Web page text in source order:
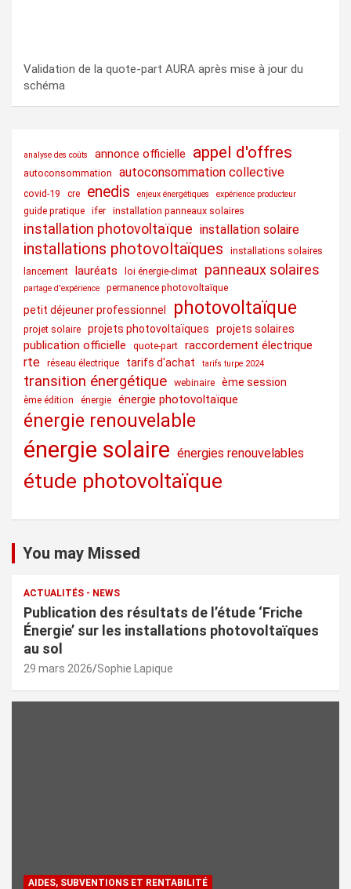
Validation de la quote-part AURA après mise à jour du
schéma
analyse des coûts annonce officielle appel d'offres
autoconsommation autoconsommation collective
covid-19 cre enedis enjeux énergétiques expérience producteur
guide pratique ifer installation panneaux solaires
installation photovoltaïque installation solaire
installations photovoltaïques
installations solaires
lancement lauréats loi énergie-climat panneaux solaires
partage d'expérience permanence photovoltaïque
petit déjeuner professionnel photovoltaïque
projet solaire projets photovoltaïques projets solaires
publication officielle quote-part raccordement électrique
rte réseau électrique tarifs d'achat tarifs turpe 2024
transition énergétique webinaire ème session
ème édition énergie énergie photovoltaïque
énergie renouvelable
énergie solaire énergies renouvelables
étude photovoltaïque
You may Missed
ACTUALITÉS - NEWS
Publication des résultats de l’étude ‘Friche
Énergie’ sur les installations photovoltaïques
au sol
29 mars 2026 Sophie Lapique
AIDES, SUBVENTIONS ET RENTABILITÉ